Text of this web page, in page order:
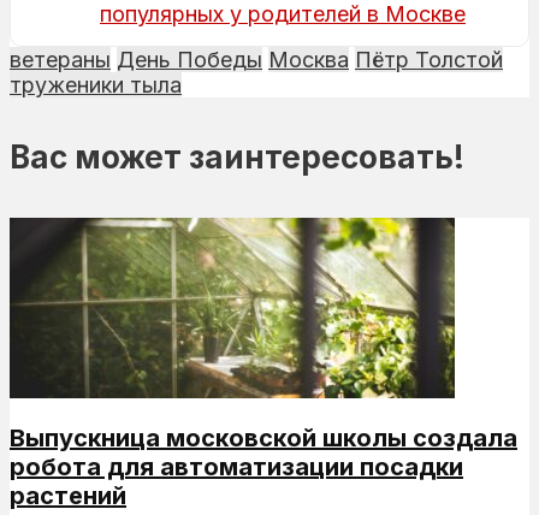
популярных у родителей в Москве
ветераны День Победы Москва Пётр Толстой
труженики тыла
Вас может заинтересовать!
Выпускница московской школы создала
робота для автоматизации посадки
растений